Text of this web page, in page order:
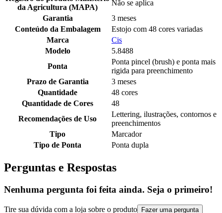
da Agricultura (MAPA)
Não se aplica
Garantia
3 meses
Conteúdo da Embalagem
Estojo com 48 cores variadas
Marca
Cis
Modelo
5.8488
Ponta
Ponta pincel (brush) e ponta mais
rigida para preenchimento
Prazo de Garantia
3 meses
Quantidade
48 cores
Quantidade de Cores
48
Recomendações de Uso
Lettering, ilustrações, contornos e
preenchimentos
Tipo
Marcador
Tipo de Ponta
Ponta dupla
Perguntas e Respostas
Nenhuma pergunta foi feita ainda. Seja o primeiro!
Tire sua dúvida com a loja sobre o produto Fazer uma pergunta